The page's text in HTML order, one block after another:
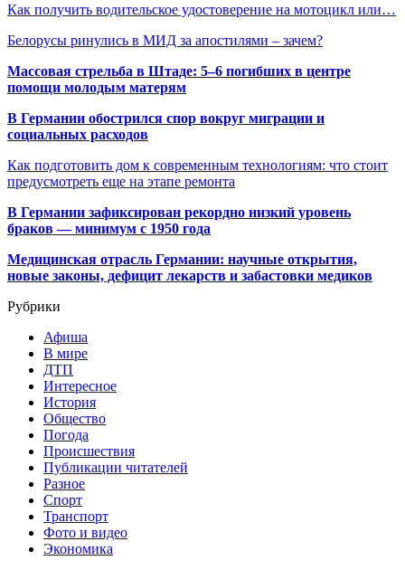
Как получить водительское удостоверение на мотоцикл или…
Белорусы ринулись в МИД за апостилями – зачем?
Массовая стрельба в Штаде: 5–6 погибших в центре
помощи молодым матерям
В Германии обострился спор вокруг миграции и
социальных расходов
Как подготовить дом к современным технологиям: что стоит
предусмотреть еще на этапе ремонта
В Германии зафиксирован рекордно низкий уровень
браков — минимум с 1950 года
Медицинская отрасль Германии: научные открытия,
новые законы, дефицит лекарств и забастовки медиков
Рубрики
Афиша
В мире
ДТП
Интересное
История
Общество
Погода
Происшествия
Публикации читателей
Разное
Спорт
Транспорт
Фото и видео
Экономика